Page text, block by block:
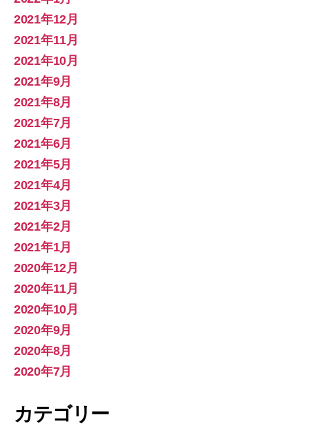
2021年12月
2021年11月
2021年10月
2021年9月
2021年8月
2021年7月
2021年6月
2021年5月
2021年4月
2021年3月
2021年2月
2021年1月
2020年12月
2020年11月
2020年10月
2020年9月
2020年8月
2020年7月
カテゴリー